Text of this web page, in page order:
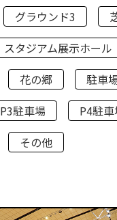
グラウンド3
スタジアム展示ホール
花の郷
駐車
P3駐車場
P4駐車
その他